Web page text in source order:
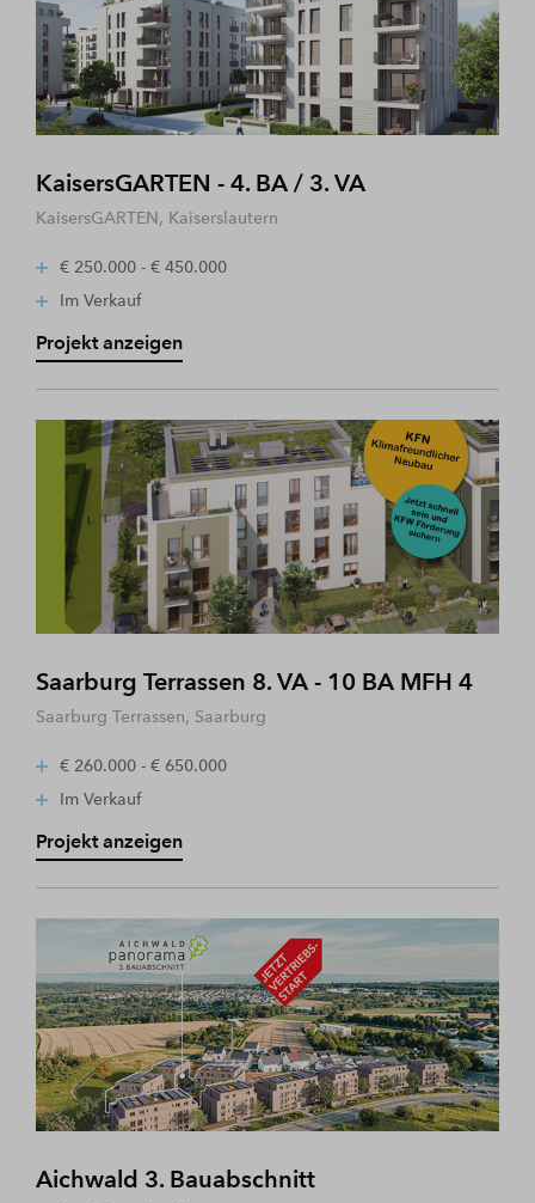
KaisersGARTEN - 4. BA / 3. VA
KaisersGARTEN, Kaiserslautern
€ 250.000 - € 450.000
Im Verkauf
Projekt anzeigen
Saarburg Terrassen 8. VA - 10 BA MFH 4
Saarburg Terrassen, Saarburg
€ 260.000 - € 650.000
Im Verkauf
Projekt anzeigen
Aichwald 3. Bauabschnitt